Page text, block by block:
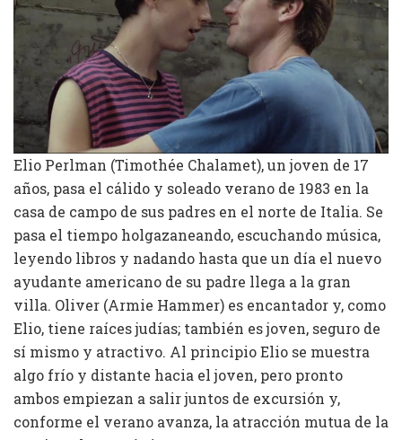
Elio Perlman (Timothée Chalamet), un joven de 17
años, pasa el cálido y soleado verano de 1983 en la
casa de campo de sus padres en el norte de Italia. Se
pasa el tiempo holgazaneando, escuchando música,
leyendo libros y nadando hasta que un día el nuevo
ayudante americano de su padre llega a la gran
villa. Oliver (Armie Hammer) es encantador y, como
Elio, tiene raíces judías; también es joven, seguro de
sí mismo y atractivo. Al principio Elio se muestra
algo frío y distante hacia el joven, pero pronto
ambos empiezan a salir juntos de excursión y,
conforme el verano avanza, la atracción mutua de la